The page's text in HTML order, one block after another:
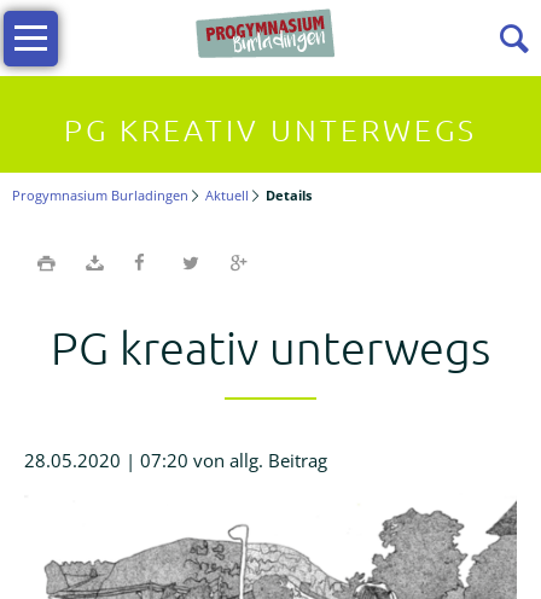
PG KREATIV UNTERWEGS
Navigation
überspringen
Infos
Allgemeine
Lernen
Kollegium
Kalender
Progymnasium Burladingen Aktuell Details
PG kreativ unterwegs
28.05.2020 | 07:20 von allg. Beitrag